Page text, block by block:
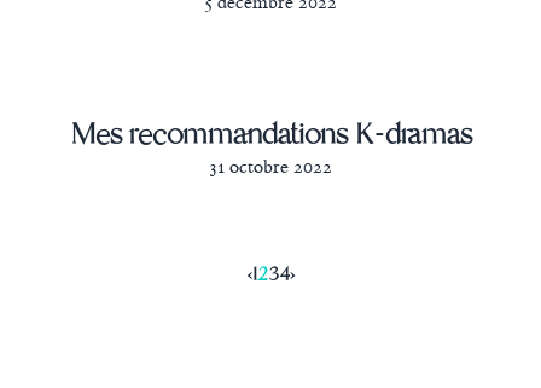
Mes recommandations K-dramas
31 octobre 2022
‹1234›